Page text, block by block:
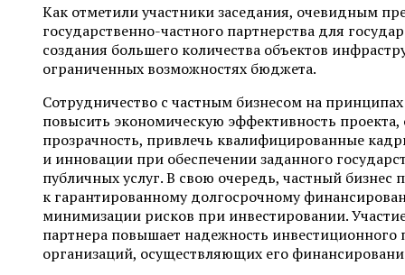
Как отметили участники заседания, очевидным
государственно-частного партнерства для
создания большего количества объектов
ограниченных возможностях бюджета.
Сотрудничество с частным бизнесом на принципах
повысить экономическую эффективность проекта,
прозрачность, привлечь квалифицированные
и инновации при обеспечении заданного
публичных услуг. В свою очередь, частный бизнес
к гарантированному долгосрочному
минимизации рисков при инвестировании.
партнера повышает надежность инвестиционного
организаций, осуществляющих его